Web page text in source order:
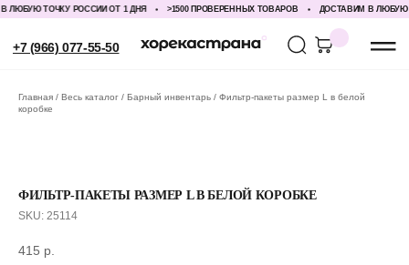
ТОЧКУ РОССИИ ОТ 1 ДНЯ >1500 ПРОВЕРЕННЫХ ТОВАРОВ ДОСТАВИМ В ЛЮБУЮ
Главная Весь каталог Барный инвентарь
Фильтр-пакеты размер L в белой
коробке
ФИЛЬТР-ПАКЕТЫ РАЗМЕР L В БЕЛОЙ КОРОБКЕ
SKU: 25114
415 р.